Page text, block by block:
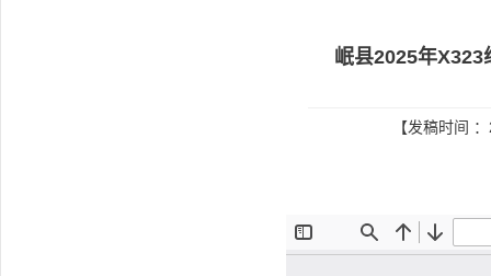
岷县2025年
【发稿时间